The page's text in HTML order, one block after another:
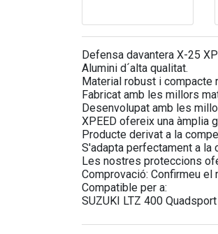
Defensa davantera X-25
Alumini d´alta qualitat.
Material robust i compacte
Fabricat amb les millors
Desenvolupat amb les
XPEED ofereix una àmplia
Producte derivat a la
S'adapta perfectament a
Les nostres proteccions
Comprovació: Confirmeu
Compatible per a:
SUZUKI LTZ 400